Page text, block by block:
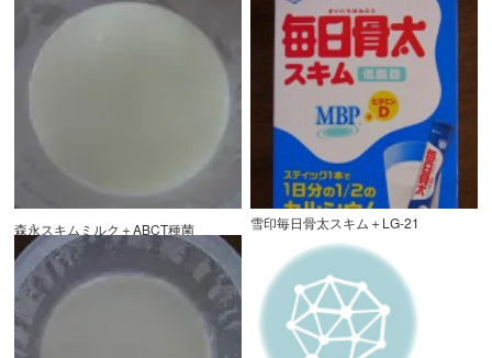
森永スキムミルク＋ABCT種菌 雪印毎日骨太スキム＋LG-21